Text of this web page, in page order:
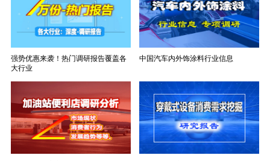
强势优惠来袭！热门调研报告覆盖各
大行业
中国汽车内外饰涂料行业信息